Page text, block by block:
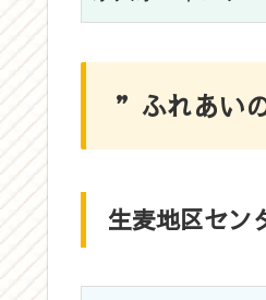
”ふれあい
生麦地区セン